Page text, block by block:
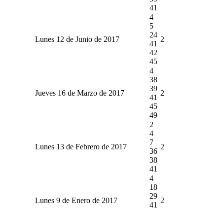
41
Lunes 12 de Junio de 2017
4
5
24
41
42
45
2
Jueves 16 de Marzo de 2017
4
38
39
41
45
49
2
Lunes 13 de Febrero de 2017
2
4
7
36
38
41
2
Lunes 9 de Enero de 2017
4
18
29
41
2